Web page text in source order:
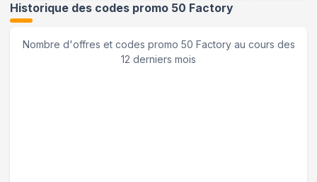
Historique des codes promo 50 Factory
Nombre d'offres et codes promo 50 Factoryau cours des
12 derniers mois